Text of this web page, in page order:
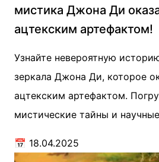
мистика Джона Ди
ацтекским артефактом!
Узнайте невероятную
зеркала Джона Ди, которое
ацтекским артефактом.
мистические тайны и
📅 18.04.2025